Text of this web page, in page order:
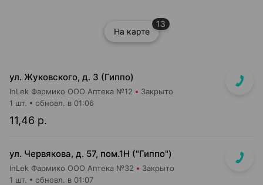
На карте
13
ул. Жуковского, д. 3 (Гиппо)
InLek Фармико ООО Аптека №12 Закрыто
11,46 р.
1 шт. обновл. в 01:06
ул. Червякова, д. 57, пом.1Н ("Гиппо")
InLek Фармико ООО Аптека №32 Закрыто
1 шт. обновл. в 01:07